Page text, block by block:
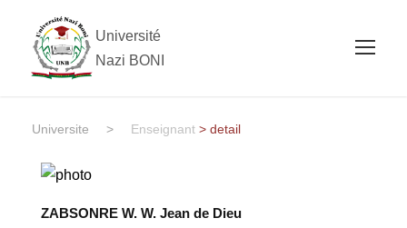
Université
Nazi BONI
Universite > Enseignant > detail
ZABSONRE W. W. Jean de Dieu